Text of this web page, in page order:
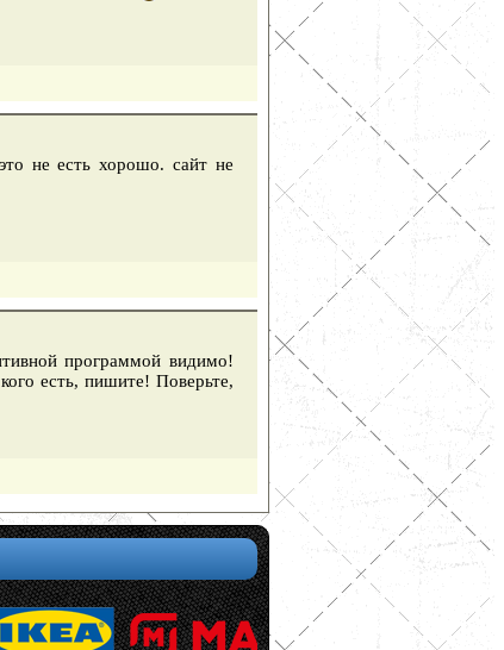
не есть хорошо. сайт не
программой видимо!
есть, пишите! Поверьте,